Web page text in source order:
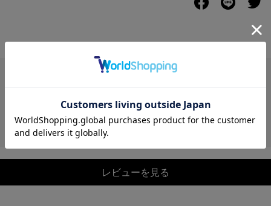
レビュー
レビューを見る